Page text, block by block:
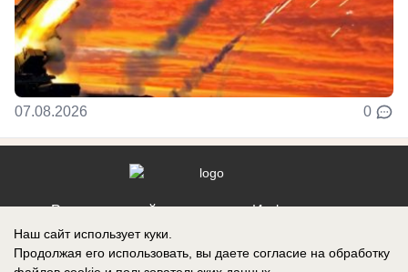
07.08.2026 0
Реклама на сайте
Контакты
Информация
Наш сайт использует куки.
Продолжая его использовать, вы даете согласие на обработку